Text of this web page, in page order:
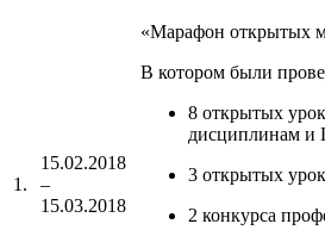
1.
15.02.2018
–
15.03.2018
«Марафон открытых
В котором были
8 открытых
дисциплинам
3 открытых
2 конкурса